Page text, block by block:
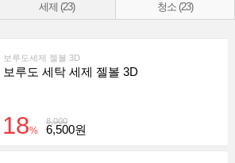
세제 (23) 청소 (23)
보루도세제 젤볼 3D
보루도 세탁 세제 젤볼 3D
8,000
18% 6,500원